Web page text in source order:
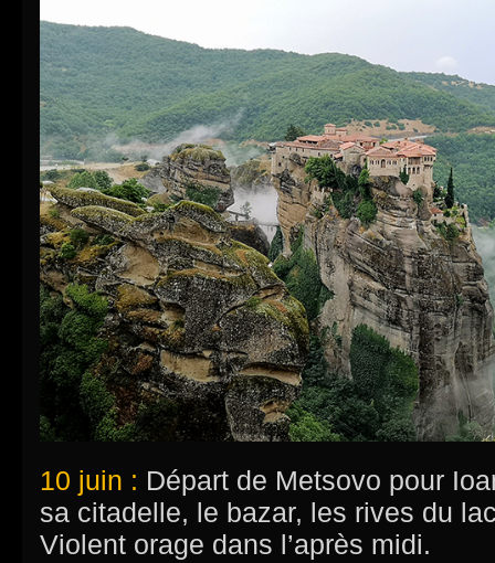
10 juin : Départ de Metsovo pour
sa citadelle, le bazar, les rives du
Violent orage dans l’après midi.